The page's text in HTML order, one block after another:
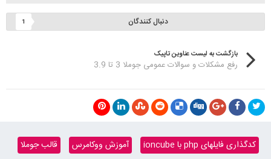
دنبال کنندگان 1
بازگشت به لیست عناوین تاپیک
رفع مشکلات و سوالات عمومی جوملا 3 تا 3.9
کدگذاری فایلهای php با ioncube آموزش ووکامرس قالب جوملا